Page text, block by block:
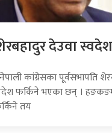
देउवा
कांग्रेसका पूर्वसभापति
फर्किने भएका छन् ।
तय